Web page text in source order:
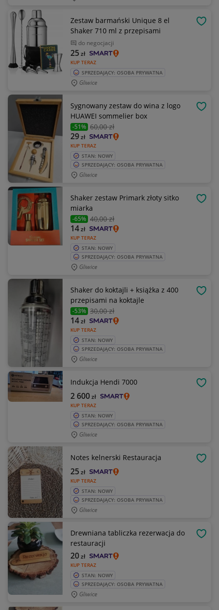
Zestaw barmański Unique 8 el
Shaker 710 ml z przepisami
do negocjacji
KUP TERAZ
25zł
SPRZEDAJĄCY: OSOBA PRYWATNA
Gliwice
Sygnowany zestaw do wina z logo
HUAWEI sommelier box
-51% 60,00 zł
KUP TERAZ
29zł
STAN: NOWY
SPRZEDAJĄCY: OSOBA PRYWATNA
Gliwice
Shaker zestaw Primark złoty sitko
miarka
-65% 40,00 zł
KUP TERAZ
14zł
STAN: NOWY
SPRZEDAJĄCY: OSOBA PRYWATNA
Gliwice
Shaker do koktajli + książka z 400
przepisami na koktajle
-53% 30,00 zł
KUP TERAZ
14zł
STAN: NOWY
SPRZEDAJĄCY: OSOBA PRYWATNA
Gliwice
Indukcja Hendi 7000
KUP TERAZ
2 600zł
STAN: NOWY
SPRZEDAJĄCY: OSOBA PRYWATNA
Gliwice
Notes kelnerski Restauracja
KUP TERAZ
25zł
STAN: NOWY
SPRZEDAJĄCY: OSOBA PRYWATNA
Gliwice
Drewniana tabliczka rezerwacja do
restauracji
KUP TERAZ
20zł
STAN: NOWY
SPRZEDAJĄCY: OSOBA PRYWATNA
Gliwice